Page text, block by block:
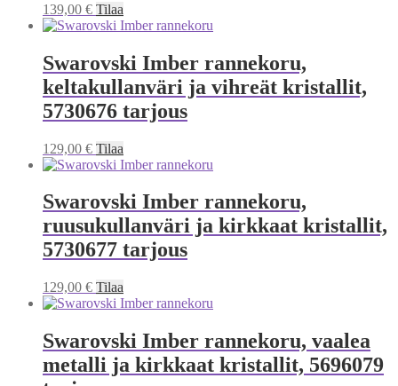
139,00 € Tilaa
Swarovski Imber rannekoru,
keltakullanväri ja vihreät kristallit,
5730676 tarjous
129,00 € Tilaa
Swarovski Imber rannekoru,
ruusukullanväri ja kirkkaat kristallit,
5730677 tarjous
129,00 € Tilaa
Swarovski Imber rannekoru, vaalea
metalli ja kirkkaat kristallit, 5696079